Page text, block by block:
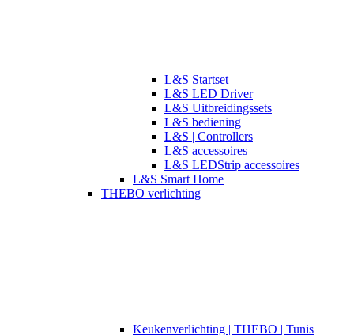
L&S Startset
L&S LED Driver
L&S Uitbreidingssets
L&S bediening
L&S | Controllers
L&S accessoires
L&S LEDStrip accessoires
L&S Smart Home
THEBO verlichting
​​Keukenverlichting | THEBO | Tunis